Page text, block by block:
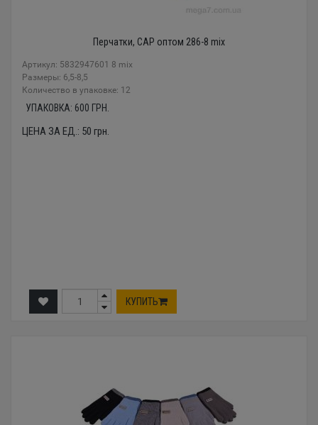
Перчатки, CAP оптом 286-8 mix
Артикул: 5832947601 8 mix
Размеры: 6,5-8,5
Количество в упаковке: 12
УПАКОВКА: 600 ГРН.
ЦЕНА ЗА ЕД.: 50 грн.
КУПИТЬ